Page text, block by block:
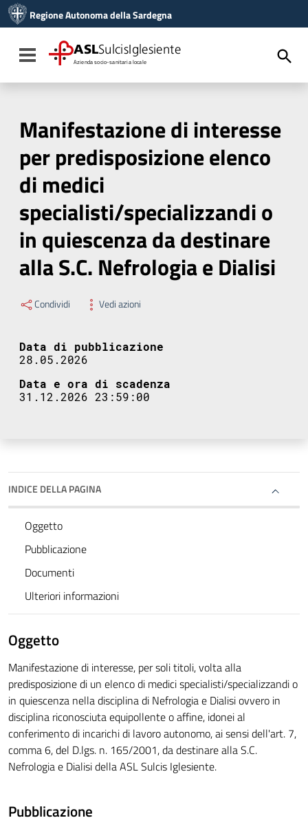
Vai al menu di navigazione
Vai al footer
Regione Autonoma della Sardegna
Toggle navigation
ASLSulcisIglesiente
Azienda socio-sanitaria locale
Manifestazione di interesse
per predisposizione elenco
di medici
specialisti/specializzandi o
in quiescenza da destinare
alla S.C. Nefrologia e Dialisi
Condividi Vedi azioni
Data di pubblicazione
28.05.2026
Data e ora di scadenza
31.12.2026 23:59:00
INDICE DELLA PAGINA
Oggetto
Pubblicazione
Documenti
Ulteriori informazioni
Oggetto
Manifestazione di interesse, per soli titoli, volta alla
predisposizione di un elenco di medici specialisti/specializzandi o
in quiescenza nella disciplina di Nefrologia e Dialisi ovvero in
disciplina riconosciuta equipollente o affine, idonei al
conferimento di incarichi di lavoro autonomo, ai sensi dell'art. 7,
comma 6, del D.lgs. n. 165/2001, da destinare alla S.C.
Nefrologia e Dialisi della ASL Sulcis Iglesiente.
Pubblicazione